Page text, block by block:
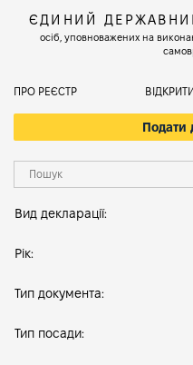
ЄДИНИЙ
осіб, уповноважених на
ПРО РЕЄСТР
Подати
Вид декларації:
Рік:
Тип документа:
Тип посади: